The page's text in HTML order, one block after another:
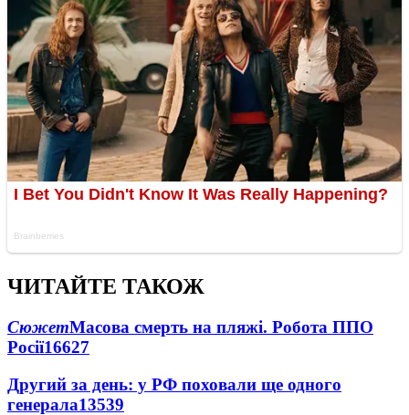
ЧИТАЙТЕ ТАКОЖ
СюжетМасова смерть на пляжі. Робота ППО
Росії16627
Другий за день: у РФ поховали ще одного
генерала13539